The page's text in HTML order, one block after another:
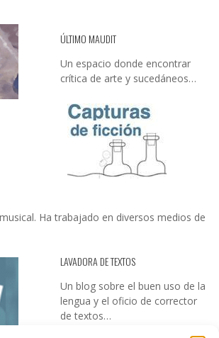
ÚLTIMO MAUDIT
Un espacio donde encontrar
crítica de arte y sucedáneos…
Ha trabajado en diversos medios de
LAVADORA DE TEXTOS
Un blog sobre el buen uso de la
lengua y el oficio de corrector
de textos…